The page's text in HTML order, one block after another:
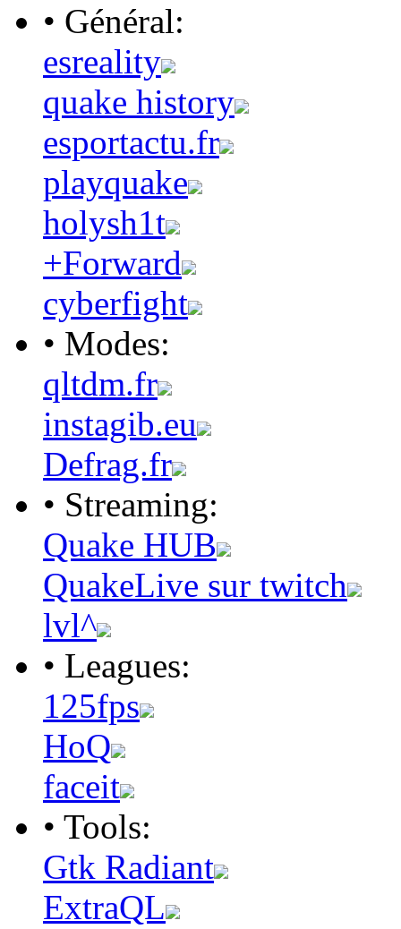
• Général:
esreality
quake history
esportactu.fr
playquake
holysh1t
+Forward
cyberfight
• Modes:
qltdm.fr
instagib.eu
Defrag.fr
• Streaming:
Quake HUB
QuakeLive sur twitch
lvl^
• Leagues:
125fps
HoQ
faceit
• Tools:
Gtk Radiant
ExtraQL